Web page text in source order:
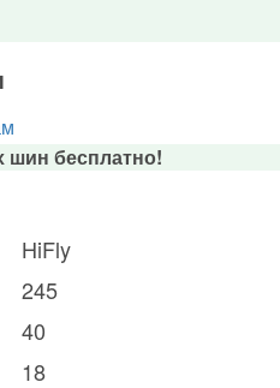
шин бесплатно!
HiFly
245
40
18